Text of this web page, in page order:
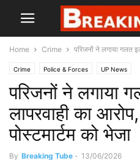
Home Crime परिजनों ने लगाया गलत
Crime Police & Forces UP News
परिजनों ने लगाया
लापरवाही का
पोस्टमार्टम को भेजा
By Breaking Tube - 13/06/2026